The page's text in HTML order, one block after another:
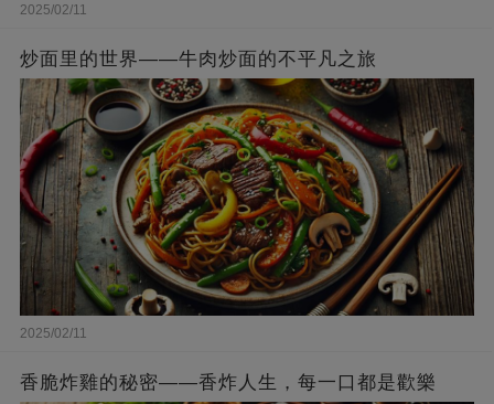
2025/02/11
炒面里的世界——牛肉炒面的不平凡之旅
2025/02/11
香脆炸雞的秘密——香炸人生，每一口都是歡樂